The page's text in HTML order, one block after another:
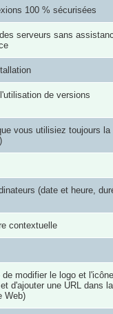
100 % sécurisées
serveurs sans
de versions
vous utilisiez toujours la
(date et heure,
contextuelle
modifier le logo et
d'ajouter une URL dans la
Web)